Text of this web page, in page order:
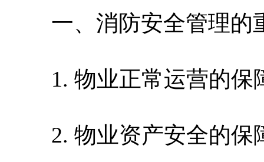
一、消防安全管理的
1. 物业正常运营的保
2. 物业资产安全的保